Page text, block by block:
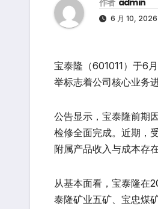
作者 admin
6 月 10, 2026
宝泰隆（601011）于6
举标志着公司核心业务
公告显示，宝泰隆前期
检修全面完成。近期，
附属产品收入与成本存
从基本面看，宝泰隆在
泰隆矿业五矿、宝忠煤